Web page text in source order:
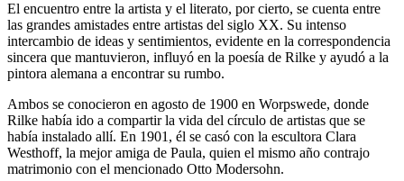
El encuentro entre la artista y el literato, por cierto, se cuenta entre
las grandes amistades entre artistas del siglo XX. Su intenso
intercambio de ideas y sentimientos, evidente en la correspondencia
sincera que mantuvieron, influyó en la poesía de Rilke y ayudó a la
pintora alemana a encontrar su rumbo.
Ambos se conocieron en agosto de 1900 en Worpswede, donde
Rilke había ido a compartir la vida del círculo de artistas que se
había instalado allí. En 1901, él se casó con la escultora Clara
Westhoff, la mejor amiga de Paula, quien el mismo año contrajo
matrimonio con el mencionado Otto Modersohn.